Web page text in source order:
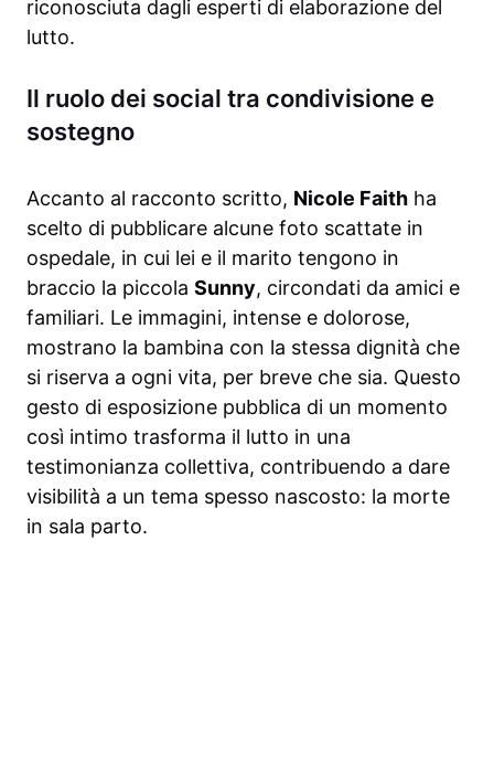
riconosciuta dagli esperti di elaborazione del
lutto.
Il ruolo dei social tra condivisione e
sostegno
Accanto al racconto scritto, Nicole Faith ha
scelto di pubblicare alcune foto scattate in
ospedale, in cui lei e il marito tengono in
braccio la piccola Sunny, circondati da amici e
familiari. Le immagini, intense e dolorose,
mostrano la bambina con la stessa dignità che
si riserva a ogni vita, per breve che sia. Questo
gesto di esposizione pubblica di un momento
così intimo trasforma il lutto in una
testimonianza collettiva, contribuendo a dare
visibilità a un tema spesso nascosto: la morte
in sala parto.